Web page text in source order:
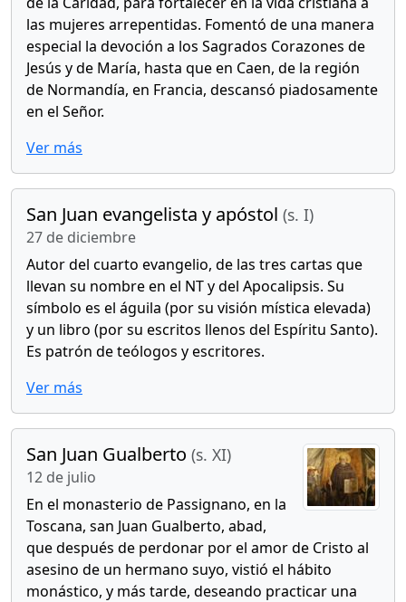
las mujeres arrepentidas. Fomentó de una manera
especial la devoción a los Sagrados Corazones de
Jesús y de María, hasta que en Caen, de la región
de Normandía, en Francia, descansó piadosamente
en el Señor.
Ver más
San Juan evangelista y apóstol (s. I)
27 de diciembre
Autor del cuarto evangelio, de las tres cartas que
llevan su nombre en el NT y del Apocalipsis. Su
símbolo es el águila (por su visión mística elevada)
y un libro (por su escritos llenos del Espíritu Santo).
Es patrón de teólogos y escritores.
Ver más
San Juan Gualberto (s. XI)
12 de julio
En el monasterio de Passignano, en la
Toscana, san Juan Gualberto, abad,
que después de perdonar por el amor de Cristo al
asesino de un hermano suyo, vistió el hábito
monástico, y más tarde, deseando practicar una